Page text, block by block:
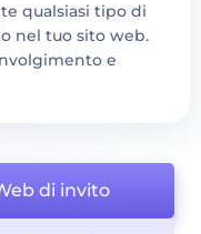
qualsiasi tipo di
nel tuo sito web.
e
di invito